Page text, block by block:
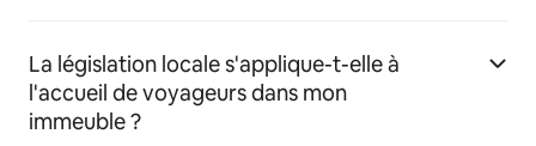
La législation locale s'applique-t-elle à
l'accueil de voyageurs dans mon
immeuble ?